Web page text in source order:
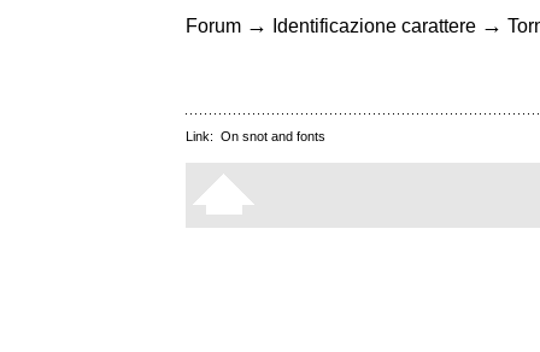
Forum → Identificazione carattere →
Link: On snot and fonts